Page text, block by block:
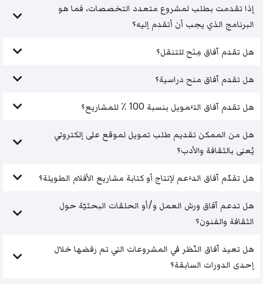
إذا تقدمت بطلب لمشروع متعدد التخصصات، فما هو
البرنامج الذي يجب أن أتقدم إليه؟
هل تقدم آفاق مِنَح للتنقل؟
هل تقدم آفاق منح دراسية؟
هل تقدم آفاق التَّمويل بنسبة 100 ٪ للمشاريع؟
هل من الممكن تقديم طلب تمويل لموقع على إلكتروني
يُعنى بالثقافة والأدب؟
هل تقدّم آفاق الدَّعم لإنتاج أو كتابة مشاريع الأفلام الطويلة؟
هل تدعم آفاق ورش العمل و/أو الحلقات البحثيّة حول
الثقافة والفنون؟
هل تعيد آفاق النّظر في المشروعات التي تم رفضها خلال
إحدى الدورات السابقة؟